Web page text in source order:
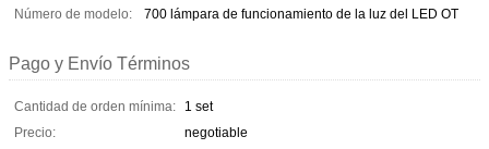
Número de modelo:
700 lámpara de funcionamiento de la luz del LED OT
Pago y Envío Términos
Cantidad de orden mínima:
1 set
Precio:
negotiable